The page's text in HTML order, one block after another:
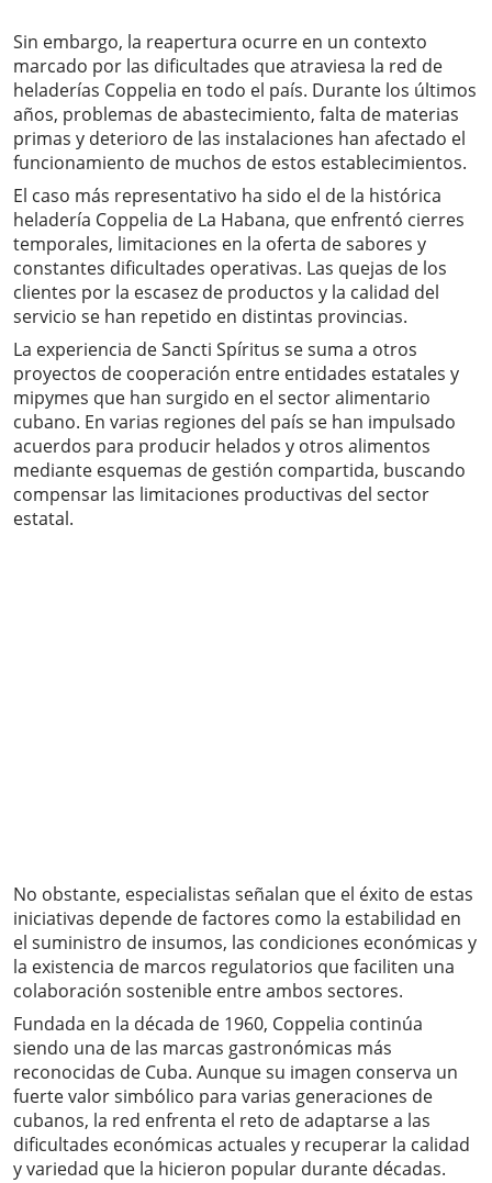
Sin embargo, la reapertura ocurre en un contexto
marcado por las dificultades que atraviesa la red de
heladerías Coppelia en todo el país. Durante los últimos
años, problemas de abastecimiento, falta de materias
primas y deterioro de las instalaciones han afectado el
funcionamiento de muchos de estos establecimientos.
El caso más representativo ha sido el de la histórica
heladería Coppelia de La Habana, que enfrentó cierres
temporales, limitaciones en la oferta de sabores y
constantes dificultades operativas. Las quejas de los
clientes por la escasez de productos y la calidad del
servicio se han repetido en distintas provincias.
La experiencia de Sancti Spíritus se suma a otros
proyectos de cooperación entre entidades estatales y
mipymes que han surgido en el sector alimentario
cubano. En varias regiones del país se han impulsado
acuerdos para producir helados y otros alimentos
mediante esquemas de gestión compartida, buscando
compensar las limitaciones productivas del sector
estatal.
No obstante, especialistas señalan que el éxito de estas
iniciativas depende de factores como la estabilidad en
el suministro de insumos, las condiciones económicas y
la existencia de marcos regulatorios que faciliten una
colaboración sostenible entre ambos sectores.
Fundada en la década de 1960, Coppelia continúa
siendo una de las marcas gastronómicas más
reconocidas de Cuba. Aunque su imagen conserva un
fuerte valor simbólico para varias generaciones de
cubanos, la red enfrenta el reto de adaptarse a las
dificultades económicas actuales y recuperar la calidad
y variedad que la hicieron popular durante décadas.